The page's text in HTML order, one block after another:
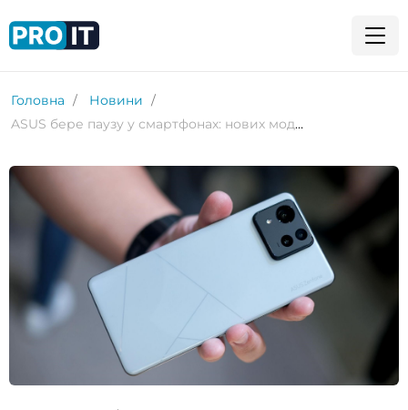
Головна
Новини
ASUS бере паузу у смартфонах: нових моделей у 2026 році не буде